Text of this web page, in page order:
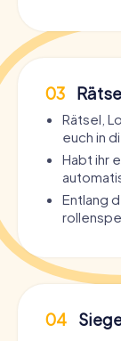
03
Rätsel,
euch in
Habt ihr
Entlang
04